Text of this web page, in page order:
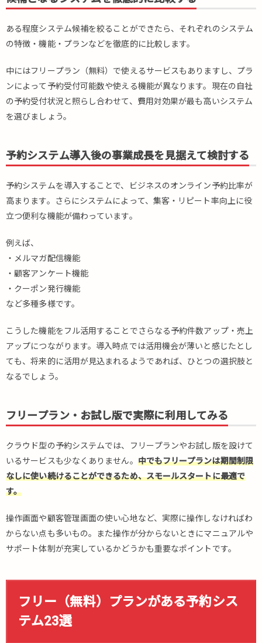
ラ
お試
で実
際に
利用
して
フリ
ー
（無
プラ
ンが
予約
シス
23
選
な業
種で
使え
る無
シス
テム
4.1.1.
ゼルバ）
4.1.3.
formrun（フ
ォームラ
AirRESERVE（エ
ある程度システム候補を絞ることができたら、それぞれのシステム
の特徴・機能・プランなどを徹底的に比較します。
中にはフリープラン（無料）で使えるサービスもありますし、プラ
ンによって予約受付可能数や使える機能が異なります。現在の自社
の予約受付状況と照らし合わせて、費用対効果が最も高いシステム
を選びましょう。
予約システム導入後の事業成長を見据えて検討する
予約システムを導入することで、ビジネスのオンライン予約比率が
高まります。さらにシステムによって、集客・リピート率向上に役
立つ便利な機能が備わっています。
例えば、
・メルマガ配信機能
・顧客アンケート機能
・クーポン発行機能
など多種多様です。
こうした機能をフル活用することでさらなる予約件数アップ・売上
アップにつながります。導入時点では活用機会が薄いと感じたとし
ても、将来的に活用が見込まれるようであれば、ひとつの選択肢と
なるでしょう。
フリープラン・お試し版で実際に利用してみる
クラウド型の予約システムでは、フリープランやお試し版を設けて
いるサービスも少なくありません。 中でもフリープランは期間制限
なしに使い続けることができるため、スモールスタートに最適で
す。
操作画面や顧客管理画面の使い心地など、実際に操作しなければわ
からない点も多いもの。また操作が分からないときにマニュアルや
サポート体制が充実しているかどうかも重要なポイントです。
フリー（無料）プランがある予約シス
テム23選